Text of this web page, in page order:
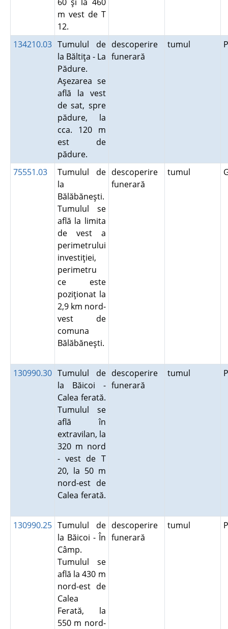
m vest de T
12.
134210.03 Tumulul de
la Băltiţa - La
Pădure.
Aşezarea se
află la vest
de sat, spre
pădure, la
cca. 120 m
est de
pădure.
descoperire
funerară
tumul
75551.03
Tumulul de
la
Bălăbăneşti.
Tumulul se
află la limita
de vest a
perimetrului
investiţiei,
perimetru
ce este
poziţionat la
2,9 km nord-
vest de
comuna
Bălăbăneşti.
descoperire
funerară
tumul
130990.30 Tumulul de
la Băicoi -
Calea ferată.
Tumulul se
află în
extravilan, la
320 m nord
- vest de T
20, la 50 m
nord-est de
Calea ferată.
descoperire
funerară
tumul
130990.25 Tumulul de
la Băicoi - În
Câmp.
Tumulul se
află la 430 m
nord-est de
Calea
Ferată, la
550 m nord-
descoperire
funerară
tumul